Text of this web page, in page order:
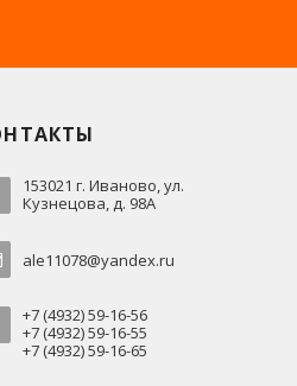
153021 г. Иваново, ул.
Кузнецова, д. 98А
ale11078@yandex.ru
+7 (4932) 59-16-56
+7 (4932) 59-16-55
+7 (4932) 59-16-65